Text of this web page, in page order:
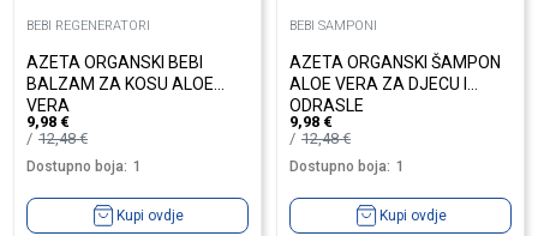
BEBI REGENERATORI
AZETA ORGANSKI BEBI
BALZAM ZA KOSU ALOE
VERA
9,98 €
12,48€
Dostupno boja: 1
Kupi ovdje
BEBI SAMPONI
AZETA ORGANSKI ŠAMPON
ALOE VERA ZA DJECU I
ODRASLE
9,98 €
12,48€
Dostupno boja: 1
Kupi ovdje